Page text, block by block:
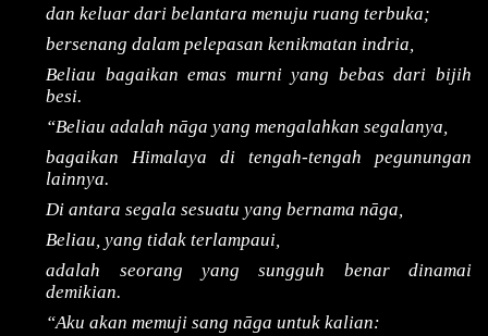
dan keluar dari belantara menuju ruang terbuka;
bersenang dalam pelepasan kenikmatan indria,
Beliau bagaikan emas murni yang bebas dari bijih
besi.
“Beliau adalah nāga yang mengalahkan segalanya,
bagaikan Himalaya di tengah-tengah pegunungan
lainnya.
Di antara segala sesuatu yang bernama nāga,
Beliau, yang tidak terlampaui,
adalah seorang yang sungguh benar dinamai
demikian.
“Aku akan memuji sang nāga untuk kalian: